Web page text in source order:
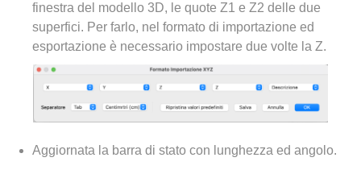
finestra del modello 3D, le quote Z1 e Z2 delle due
superfici. Per farlo, nel formato di importazione ed
esportazione è necessario impostare due volte la Z.
Aggiornata la barra di stato con lunghezza ed angolo.